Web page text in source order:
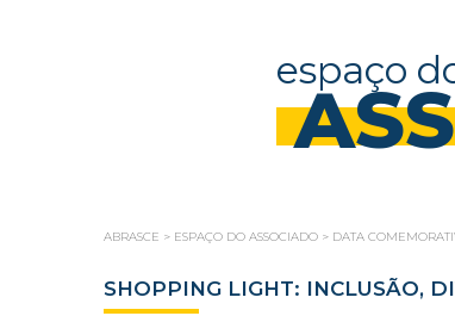
espaço
ABRASCE > ESPAÇO DO ASSOCIADO > DATA
SHOPPING LIGHT: INCLUSÃO,